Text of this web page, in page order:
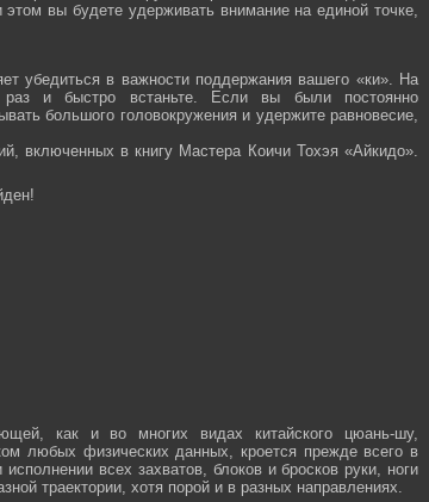
вы будете удерживать внимание на единой точке,
убедиться в важности поддержания вашего «ки». На
раз и быстро встаньте. Если вы были постоянно
большого головокружения и удержите равновесие,
включенных в книгу Мастера Коичи Тохэя «Айкидо».
как и во многих видах китайского цюань-шу,
любых физических данных, кроется прежде всего в
всех захватов, блоков и бросков руки, ноги
траектории, хотя порой и в разных направлениях.